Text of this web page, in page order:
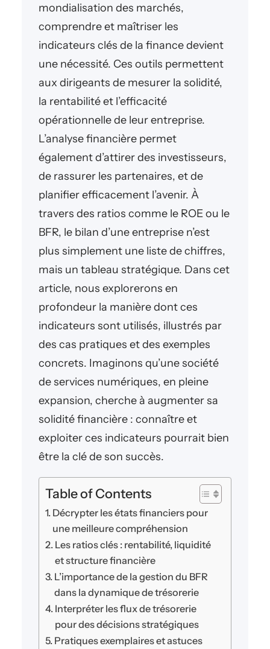
mondialisation des marchés,
comprendre et maîtriser les
indicateurs clés de la finance devient
une nécessité. Ces outils permettent
aux dirigeants de mesurer la solidité,
la rentabilité et l’efficacité
opérationnelle de leur entreprise.
L’analyse financière permet
également d’attirer des investisseurs,
de rassurer les partenaires, et de
planifier efficacement l’avenir. À
travers des ratios comme le ROE ou le
BFR, le bilan d’une entreprise n’est
plus simplement une liste de chiffres,
mais un tableau stratégique. Dans cet
article, nous explorerons en
profondeur la manière dont ces
indicateurs sont utilisés, illustrés par
des cas pratiques et des exemples
concrets. Imaginons qu’une société
de services numériques, en pleine
expansion, cherche à augmenter sa
solidité financière : connaître et
exploiter ces indicateurs pourrait bien
être la clé de son succès.
Table of Contents
Décrypter les états financiers pour
une meilleure compréhension
Les ratios clés : rentabilité, liquidité
et structure financière
L’importance de la gestion du BFR
dans la dynamique de trésorerie
Interpréter les flux de trésorerie
pour des décisions stratégiques
Pratiques exemplaires et astuces